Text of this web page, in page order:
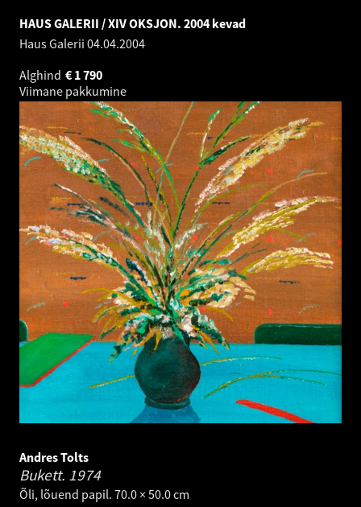
HAUS GALERII / XIV OKSJON. 2004 kevad
Haus Galerii 04.04.2004
Alghind
1 790
€
Viimane pakkumine
Andres Tolts
Bukett. 1974
Õli, lõuend papil. 70.0 × 50.0 cm